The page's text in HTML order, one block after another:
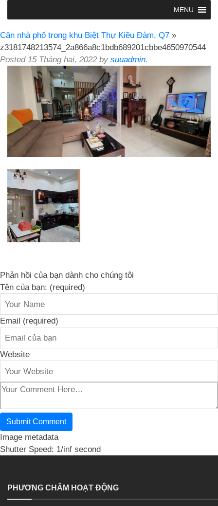
MENU
Căn nhà phố trong khu Biệt Thự Kiều Đàm, Q7 »
z3181748213574_2a866a8c1bdb689201cbbe4650970544
Posted 15 Tháng hai, 2022 by suuadmin.
Phản hồi của bạn dành cho chúng tôi
Tên của bạn: (required)
Email (required)
Website
Image metadata
Shutter Speed: 1/inf second
PHƯƠNG CHÂM HOẠT ĐỘNG